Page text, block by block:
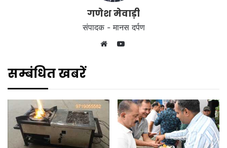
गणेश मेवाड़ी
संपादक - मानस दर्पण
YouTube
सम्बंधित खबरें